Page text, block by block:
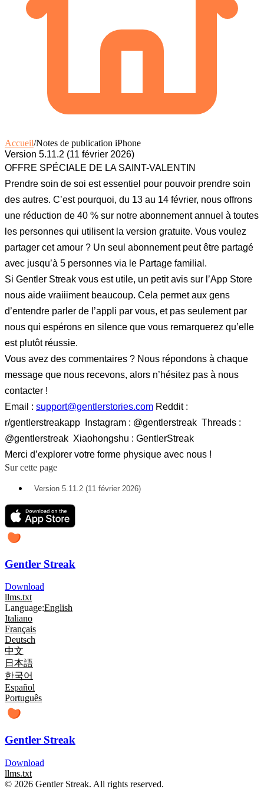
Accueil/Notes de publication iPhone
Version 5.11.2 (11 février 2026)
OFFRE SPÉCIALE DE LA SAINT-VALENTIN
Prendre soin de soi est essentiel pour pouvoir prendre soin
des autres. C’est pourquoi, du 13 au 14 février, nous offrons
une réduction de 40 % sur notre abonnement annuel à toutes
les personnes qui utilisent la version gratuite. Vous voulez
partager cet amour ? Un seul abonnement peut être partagé
avec jusqu’à 5 personnes via le Partage familial.
Si Gentler Streak vous est utile, un petit avis sur l’App Store
nous aide vraiiiment beaucoup. Cela permet aux gens
d’entendre parler de l’appli par vous, et pas seulement par
nous qui espérons en silence que vous remarquerez qu’elle
est plutôt réussie.
Vous avez des commentaires ? Nous répondons à chaque
message que nous recevons, alors n’hésitez pas à nous
contacter !
Email : support@gentlerstories.com Reddit :
r/gentlerstreakapp Instagram : @gentlerstreak Threads :
@gentlerstreak Xiaohongshu : GentlerStreak
Merci d’explorer votre forme physique avec nous !
Sur cette page
Version 5.11.2 (11 février 2026)
Gentler Streak
Download
llms.txt
Language:English
Italiano
Français
Deutsch
中文
日本語
한국어
Español
Português
Gentler Streak
Download
llms.txt
© 2026 Gentler Streak. All rights reserved.